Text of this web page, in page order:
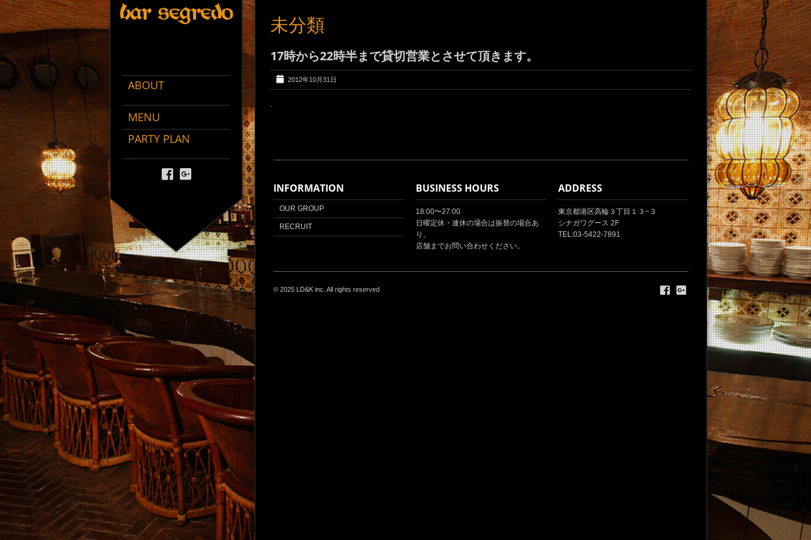
ABOUT
.
MENU
PARTY PLAN
.
未分類
17時から22時半まで貸切営業とさせて頂きます。
2012年10月31日
.
INFORMATION
OUR GROUP
RECRUIT
BUSINESS HOURS
18:00〜27:00
日曜定休・連休の場合は振替の場合あ
り。
店舗までお問い合わせください。
ADDRESS
東京都港区高輪３丁目１３−３
シナガワグース 2F
TEL:03-5422-7891
© 2025 LD&K inc. All rights reserved